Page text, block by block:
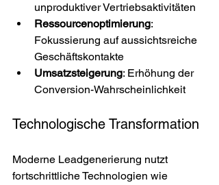
unproduktiver Vertriebsaktivitäten
Ressourcenoptimierung:
Fokussierung auf aussichtsreiche
Geschäftskontakte
Umsatzsteigerung: Erhöhung der
Conversion-Wahrscheinlichkeit
Technologische Transformation
Moderne Leadgenerierung nutzt
fortschrittliche Technologien wie